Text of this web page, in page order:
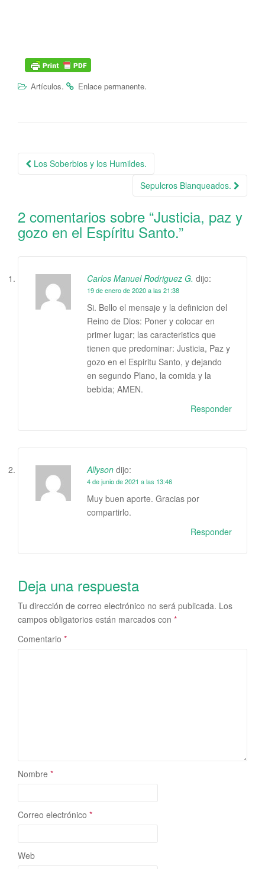
Artículos. Enlace permanente.
Navegación de la entrada
Los Soberbios y los Humildes.
Sepulcros Blanqueados.
2 comentarios sobre “Justicia, paz y
gozo en el Espíritu Santo.”
Carlos Manuel Rodriguez G. dijo:
19 de enero de 2020 a las 21:38
Si. Bello el mensaje y la definicion del
Reino de Dios: Poner y colocar en
primer lugar; las caracteristics que
tienen que predominar: Justicia, Paz y
gozo en el Espiritu Santo, y dejando
en segundo Plano, la comida y la
bebida; AMEN.
Responder
Allyson dijo:
4 de junio de 2021 a las 13:46
Muy buen aporte. Gracias por
compartirlo.
Responder
Deja una respuesta
Tu dirección de correo electrónico no será publicada. Los
campos obligatorios están marcados con *
Comentario *
Nombre *
Correo electrónico *
Web